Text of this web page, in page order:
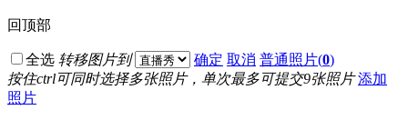
回顶部
全选 转移图片到 确定 取消 普通照片(0)
按住ctrl可同时选择多张照片，单次最多可提交9张照片 添加
照片